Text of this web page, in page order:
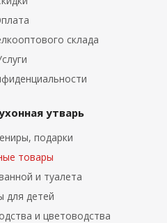
склада
утварь
подарки
товары
и туалета
для детей
и цветоводства